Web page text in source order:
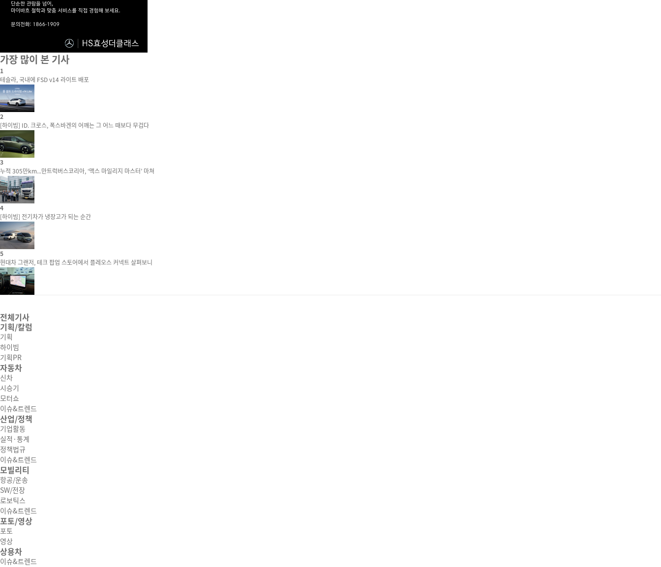
가장 많이 본 기사
1
테슬라, 국내에 FSD v14 라이트 배포
2
[하이빔] ID. 크로스, 폭스바겐의 어깨는 그 어느 때보다 무겁다
3
누적 305만km...만트럭버스코리아, ‘맥스 마일리지 마스터’ 마쳐
4
[하이빔] 전기차가 냉장고가 되는 순간
5
현대차 그랜저, 테크 팝업 스토어에서 플레오스 커넥트 살펴보니
전체기사
기획/칼럼
기획
하이빔
기획PR
자동차
신차
시승기
모터쇼
이슈&트렌드
산업/정책
기업활동
실적·통계
정책법규
이슈&트렌드
모빌리티
항공/운송
SW/전장
로보틱스
이슈&트렌드
포토/영상
포토
영상
상용차
이슈&트렌드